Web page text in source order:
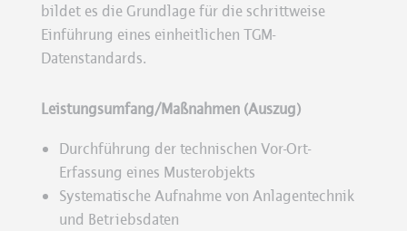
bildet es die Grundlage für die schrittweise
Einführung eines einheitlichen TGM-
Datenstandards.
Leistungsumfang/Maßnahmen (Auszug)
Durchführung der technischen Vor-Ort-
Erfassung eines Musterobjekts
Systematische Aufnahme von Anlagentechnik
und Betriebsdaten